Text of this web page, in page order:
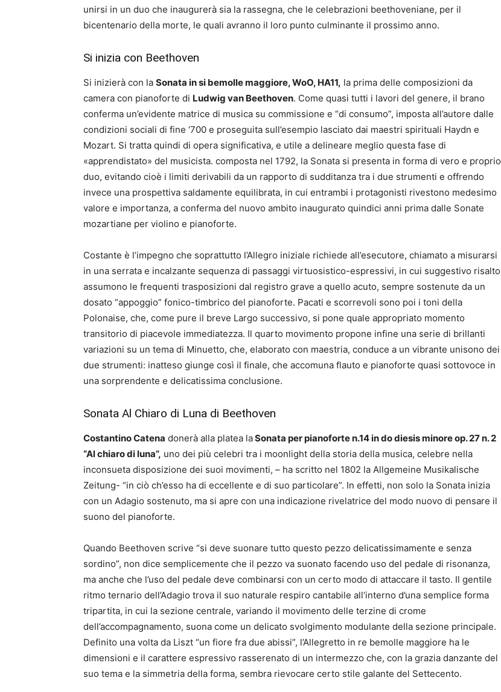
unirsi in un duo che inaugurerà sia la rassegna, che le celebrazioni beethoveniane, per il
bicentenario della morte, le quali avranno il loro punto culminante il prossimo anno.
Si inizia con Beethoven
Si inizierà con la Sonata in si bemolle maggiore, WoO, HA11, la prima delle composizioni da
camera con pianoforte di Ludwig van Beethoven. Come quasi tutti i lavori del genere, il brano
conferma un’evidente matrice di musica su commissione e “di consumo”, imposta all’autore dalle
condizioni sociali di fine ‘700 e proseguita sull’esempio lasciato dai maestri spirituali Haydn e
Mozart. Si tratta quindi di opera significativa, e utile a delineare meglio questa fase di
«apprendistato» del musicista. composta nel 1792, la Sonata si presenta in forma di vero e proprio
duo, evitando cioè i limiti derivabili da un rapporto di sudditanza tra i due strumenti e offrendo
invece una prospettiva saldamente equilibrata, in cui entrambi i protagonisti rivestono medesimo
valore e importanza, a conferma del nuovo ambito inaugurato quindici anni prima dalle Sonate
mozartiane per violino e pianoforte.
Costante è l’impegno che soprattutto l’Allegro iniziale richiede all’esecutore, chiamato a misurarsi
in una serrata e incalzante sequenza di passaggi virtuosistico-espressivi, in cui suggestivo risalto
assumono le frequenti trasposizioni dal registro grave a quello acuto, sempre sostenute da un
dosato “appoggio” fonico-timbrico del pianoforte. Pacati e scorrevoli sono poi i toni della
Polonaise, che, come pure il breve Largo successivo, si pone quale appropriato momento
transitorio di piacevole immediatezza. Il quarto movimento propone infine una serie di brillanti
variazioni su un tema di Minuetto, che, elaborato con maestria, conduce a un vibrante unisono dei
due strumenti: inatteso giunge così il finale, che accomuna flauto e pianoforte quasi sottovoce in
una sorprendente e delicatissima conclusione.
Sonata Al Chiaro di Luna di Beethoven
Costantino Catena donerà alla platea laSonata per pianoforte n.14 in do diesis minore op. 27 n. 2
“Al chiaro di luna”, uno dei più celebri tra i moonlight della storia della musica, celebre nella
inconsueta disposizione dei suoi movimenti, – ha scritto nel 1802 la Allgemeine Musikalische
Zeitung- “in ciò ch’esso ha di eccellente e di suo particolare”. In effetti, non solo la Sonata inizia
con un Adagio sostenuto, ma si apre con una indicazione rivelatrice del modo nuovo di pensare il
suono del pianoforte.
Quando Beethoven scrive “si deve suonare tutto questo pezzo delicatissimamente e senza
sordino”, non dice semplicemente che il pezzo va suonato facendo uso del pedale di risonanza,
ma anche che l’uso del pedale deve combinarsi con un certo modo di attaccare il tasto. Il gentile
ritmo ternario dell’Adagio trova il suo naturale respiro cantabile all’interno d’una semplice forma
tripartita, in cui la sezione centrale, variando il movimento delle terzine di crome
dell’accompagnamento, suona come un delicato svolgimento modulante della sezione principale.
Definito una volta da Liszt “un fiore fra due abissi”, l’Allegretto in re bemolle maggiore ha le
dimensioni e il carattere espressivo rasserenato di un intermezzo che, con la grazia danzante del
suo tema e la simmetria della forma, sembra rievocare certo stile galante del Settecento.